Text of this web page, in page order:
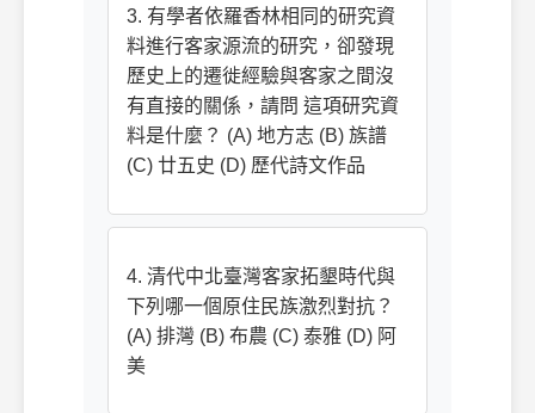
3. 有學者依羅香林相同的研究資
料進行客家源流的研究，卻發現
歷史上的遷徙經驗與客家之間沒
有直接的關係，請問 這項研究資
料是什麼？ (A) 地方志 (B) 族譜
(C) 廿五史 (D) 歷代詩文作品
4. 清代中北臺灣客家拓墾時代與
下列哪一個原住民族激烈對抗？
(A) 排灣 (B) 布農 (C) 泰雅 (D) 阿
美